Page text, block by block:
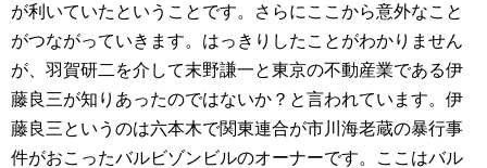
が利いていたということです。さらにここから意外なこと
がつながっていきます。はっきりしたことがわかりません
が、羽賀研二を介して末野謙一と東京の不動産業である伊
藤良三が知りあったのではないか？と言われています。伊
藤良三というのは六本木で関東連合が市川海老蔵の暴行事
件がおこったバルビゾンビルのオーナーです。ここはバル